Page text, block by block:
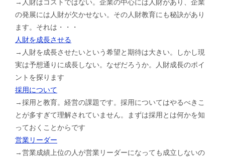
→人財はコストではない。企業の中心には人財があり、企業
の発展には人財が欠かせない。その人財教育にも秘訣があり
ます。それは・・・
人財を成長させる
→人財を成長させたいという希望と期待は大きい。しかし現
実は予想通りに成長しない。なぜだろうか。人財成長のポイ
ントを探ります
採用について
→採用と教育。経営の課題です。採用についてはやるべきこ
とが多すぎて理解されていません。まずは採用とは何かを知
っておくことからです
営業リーダー
→営業成績上位の人が営業リーダーになっても成立しないの